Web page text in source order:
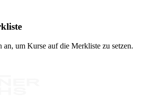
an, um Kurse auf die Merkliste zu setzen.